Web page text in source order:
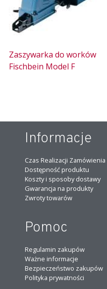
Zaszywarka do worków
Fischbein Model F
Informacje
Czas Realizacji Zamówienia
Dostępność produktu
Koszty i sposoby dostawy
Gwarancja na produkty
Zwroty towarów
Pomoc
Regulamin zakupów
Ważne informacje
Bezpieczeństwo zakupów
Polityka prywatności